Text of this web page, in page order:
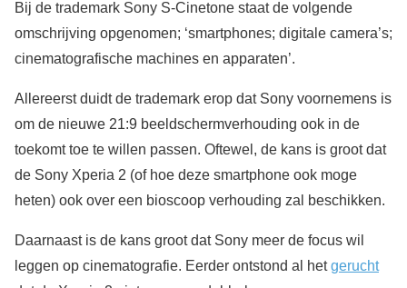
Bij de trademark Sony S-Cinetone staat de volgende
omschrijving opgenomen; ‘smartphones; digitale camera’s;
cinematografische machines en apparaten’.
Allereerst duidt de trademark erop dat Sony voornemens is
om de nieuwe 21:9 beeldschermverhouding ook in de
toekomt toe te willen passen. Oftewel, de kans is groot dat
de Sony Xperia 2 (of hoe deze smartphone ook moge
heten) ook over een bioscoop verhouding zal beschikken.
Daarnaast is de kans groot dat Sony meer de focus wil
leggen op cinematografie. Eerder ontstond al hetgerucht